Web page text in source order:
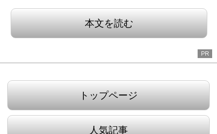
本文を読む
PR
トップページ
人気記事